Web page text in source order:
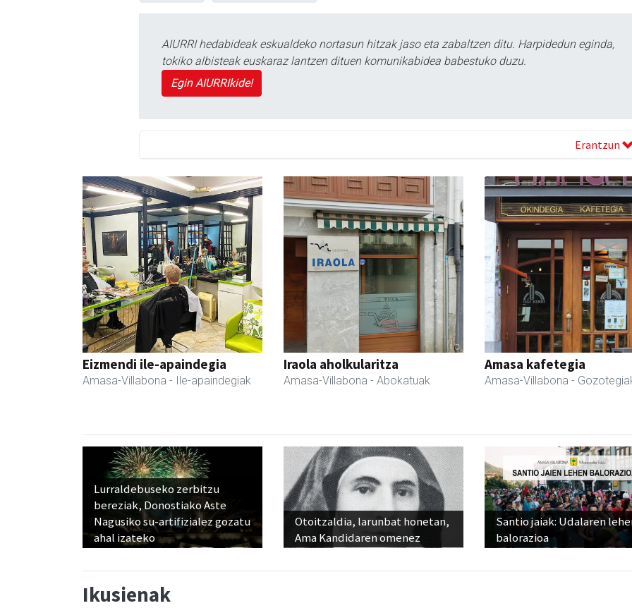
AIURRI hedabideak eskualdeko nortasun hitzak jaso eta zabaltzen ditu. Harpidedun eginda,
tokiko albisteak euskaraz lantzen dituen komunikabidea babestuko duzu.
Egin AIURRIkide!
Erantzun
Eizmendi ile-apaindegia
Amasa-Villabona - Ile-apaindegiak
Iraola aholkularitza
Amasa-Villabona - Abokatuak
Amasa kafetegia
Amasa-Villabona -
Lurraldebuseko zerbitzu
bereziak, Donostiako Aste
Nagusiko su-artifizialez gozatu
ahal izateko
Otoitzaldia, larunbat honetan,
Ama Kandidaren omenez
Santio jaiak: Udalaren
balorazioa
Ikusienak